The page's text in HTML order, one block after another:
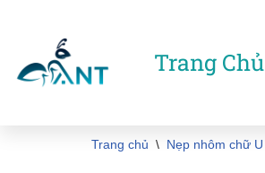
Chuyển
tới
Trang Chủ
Trang chủ \ Nẹp nhôm chữ U